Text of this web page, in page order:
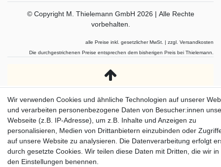
© Copyright M. Thielemann GmbH 2026 | Alle Rechte
vorbehalten.
alle Preise inkl. gesetzlicher MwSt. | zzgl. Versandkosten
Die durchgestrichenen Preise entsprechen dem bisherigen Preis bei Thielemann.
Wir verwenden Cookies und ähnliche Technologien auf unserer
und verarbeiten personenbezogene Daten von Besucher:innen
Webseite (z.B. IP-Adresse), um z.B. Inhalte und Anzeigen zu
personalisieren, Medien von Drittanbietern einzubinden oder
auf unsere Website zu analysieren. Die Datenverarbeitung erfolgt
durch gesetzte Cookies. Wir teilen diese Daten mit Dritten, die wir in
den Einstellungen benennen.